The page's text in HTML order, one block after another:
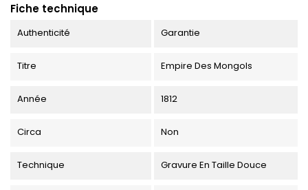
Fiche technique
Authenticité Garantie
Titre Empire Des Mongols
Année 1812
Circa Non
Technique Gravure En Taille Douce